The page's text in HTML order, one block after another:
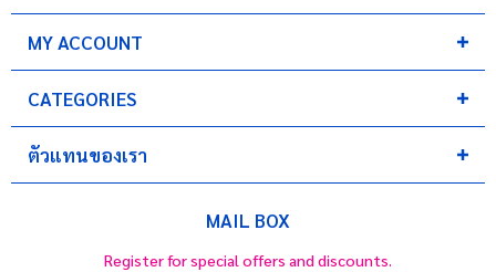
MY ACCOUNT
CATEGORIES
ตัวแทนของเรา
MAIL BOX
Register for special offers and discounts.